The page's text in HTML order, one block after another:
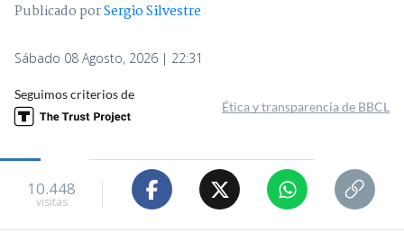
Publicado porSergio Silvestre
Sábado 08 Agosto, 2026 | 22:31
Seguimos criterios de
Ética y transparencia de BBCL
10.448
visitas